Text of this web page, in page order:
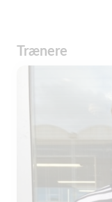
Trænere